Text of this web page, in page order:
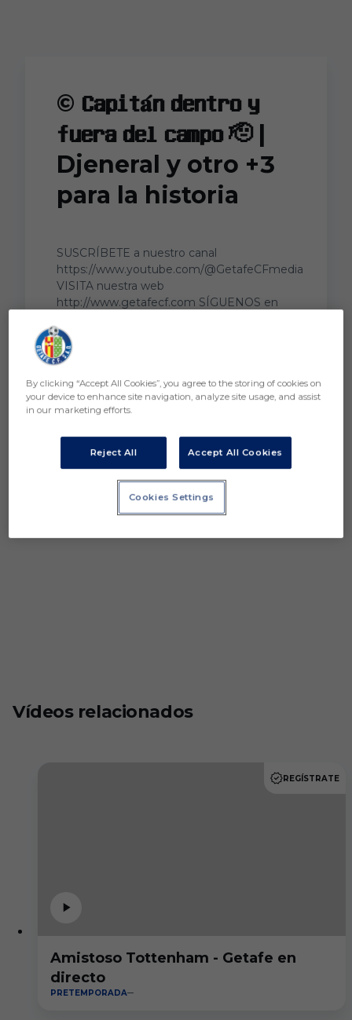
©️ 𝐂𝐚𝐩𝐢𝐭𝐚́𝐧 𝐝𝐞𝐧𝐭𝐫𝐨 𝐲
𝐟𝐮𝐞𝐫𝐚 𝐝𝐞𝐥 𝐜𝐚𝐦𝐩𝐨 🫡 |
Djeneral y otro +3
para la historia
SUSCRÍBETE a nuestro canal
https://www.youtube.com/@GetafeCFmedia
VISITA nuestra web
http://www.getafecf.com SÍGUENOS en
https://www.facebook.com/GetafeCF
Twitter: https://twitter.com/GetafeCF
Instagra
Vídeos relacionados
REGÍSTRATE
Amistoso Tottenham - Getafe en
directo
PRETEMPORADA
By clicking “Accept All Cookies”, you agree to the storing of cookies on
your device to enhance site navigation, analyze site usage, and assist
in our marketing efforts.
Reject All Accept All Cookies
Cookies Settings